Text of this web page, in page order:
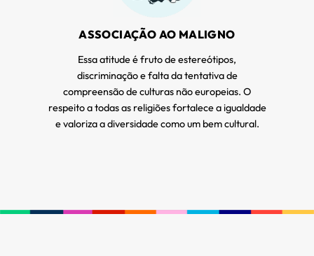
ASSOCIAÇÃO AO MALIGNO
Essa atitude é fruto de estereótipos,
discriminação e falta da tentativa de
compreensão de culturas não europeias. O
respeito a todas as religiões fortalece a igualdade
e valoriza a diversidade como um bem cultural.